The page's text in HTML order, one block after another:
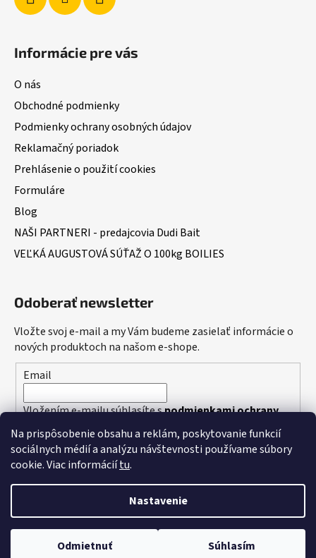
Na prispôsobenie obsahu a reklám, poskytovanie funkcií
sociálnych médií a analýzu návštevnosti používame súbory
cookie. Viac informáciítu.
Nastavenie
Odmietnuť Súhlasím
Informácie pre vás
O nás
Obchodné podmienky
Podmienky ochrany osobných údajov
Reklamačný poriadok
Prehlásenie o použití cookies
Formuláre
Blog
NAŠI PARTNERI - predajcovia Dudi Bait
VEĽKÁ AUGUSTOVÁ SÚŤAŽ O 100kg BOILIES
Odoberať newsletter
Vložte svoj e-mail a my Vám budeme zasielať informácie o
nových produktoch na našom e-shope.
Email
Vložením e-mailu súhlasíte spodmienkami ochrany
osobných údajov
PRIHLÁSIŤ SA
Vytvoril Shoptet
Copyright 2026Dudi Bait . Všetky práva vyhradené.